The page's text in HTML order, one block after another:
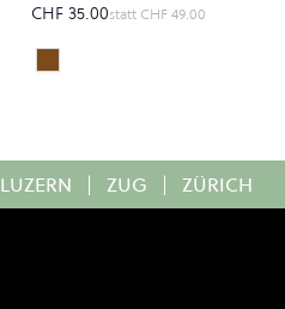
CHF 35.00statt CHF 49.00
Colour
Chocolate
LUZERN | ZUG | ZÜRICH